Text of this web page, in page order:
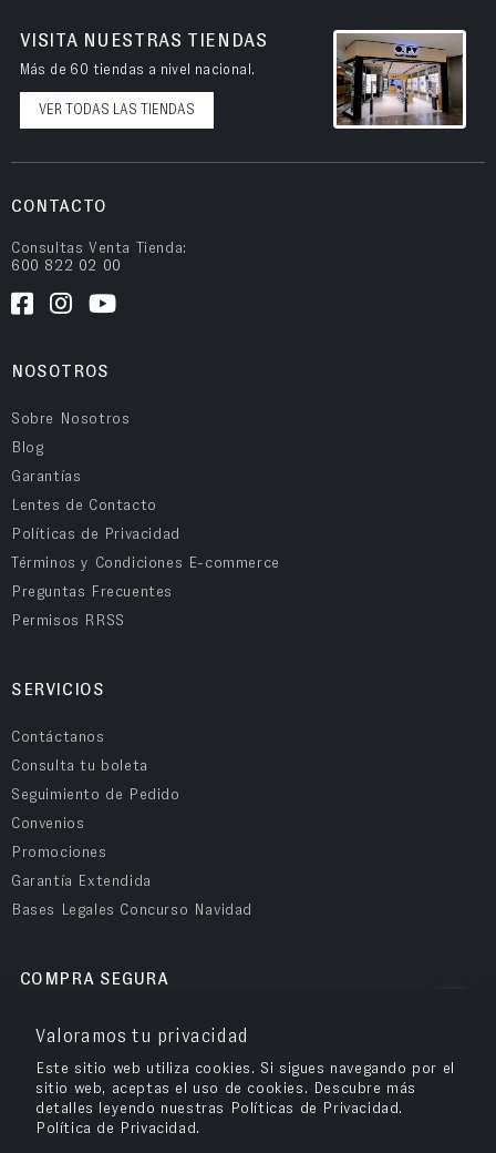
Valoramos tu privacidad
Este sitio web utiliza cookies. Si sigues navegando por el
sitio web, aceptas el uso de cookies. Descubre más
detalles leyendo nuestras Políticas de Privacidad.
Política de Privacidad.
VISITA NUESTRAS TIENDAS
Más de 60 tiendas a nivel nacional.
VER TODAS LAS TIENDAS
CONTACTO
Consultas Venta Tienda:
600 822 02 00
NOSOTROS
Sobre Nosotros
Blog
Garantías
Lentes de Contacto
Políticas de Privacidad
Términos y Condiciones E-commerce
Preguntas Frecuentes
Permisos RRSS
SERVICIOS
Contáctanos
Consulta tu boleta
Seguimiento de Pedido
Convenios
Promociones
Garantía Extendida
Bases Legales Concurso Navidad
COMPRA SEGURA